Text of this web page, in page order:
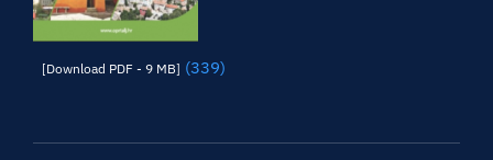
[Download PDF - 9 MB] (339)